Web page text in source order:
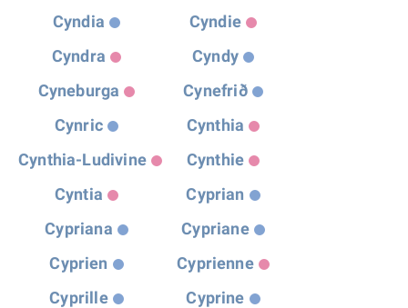
Cyndia
Cyndie
Cyndra
Cyndy
Cyneburga
Cynefrið
Cynric
Cynthia
Cynthia-Ludivine
Cynthie
Cyntia
Cyprian
Cypriana
Cypriane
Cyprien
Cyprienne
Cyprille
Cyprine